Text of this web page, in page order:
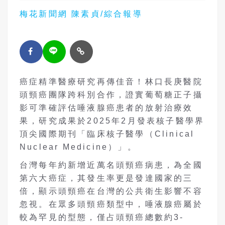
梅花新聞網 陳素貞/綜合報導
癌症精準醫療研究再傳佳音！林口長庚醫院
頭頸癌團隊跨科別合作，證實葡萄糖正子攝
影可準確評估唾液腺癌患者的放射治療效
果，研究成果於2025年2月發表核子醫學界
頂尖國際期刊「臨床核子醫學（Clinical
Nuclear Medicine）」。
台灣每年約新增近萬名頭頸癌病患，為全國
第六大癌症，其發生率更是發達國家的三
倍，顯示頭頸癌在台灣的公共衛生影響不容
忽視。在眾多頭頸癌類型中，唾液腺癌屬於
較為罕見的型態，僅占頭頸癌總數約3-